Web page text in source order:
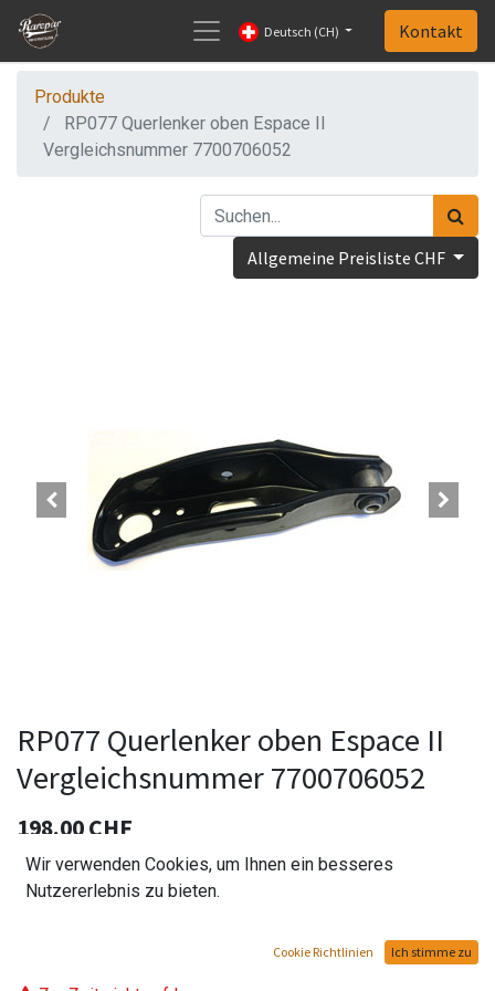
Deutsch (CH) Kontakt
Produkte
RP077 Querlenker oben Espace II
Vergleichsnummer 7700706052
Allgemeine Preisliste CHF
RP077 Querlenker oben Espace II
Vergleichsnummer 7700706052
198.00CHF
In den Warenkorb hinzufügen
Wir verwenden Cookies, um Ihnen ein besseres
Nutzererlebnis zu bieten.
Cookie Richtlinien Ich stimme zu